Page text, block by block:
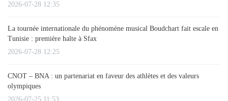
2026-07-28 12:35
La tournée internationale du phénomène musical Boudchart fait escale en
Tunisie : première halte à Sfax
2026-07-28 12:25
CNOT – BNA : un partenariat en faveur des athlètes et des valeurs
olympiques
2026-07-25 11:53